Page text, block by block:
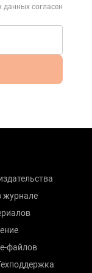
данных согласен
журнале
файлов